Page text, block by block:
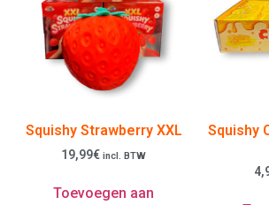
Squishy Strawberry XXL
19,99€ incl. BTW
Toevoegen aan
Squishy